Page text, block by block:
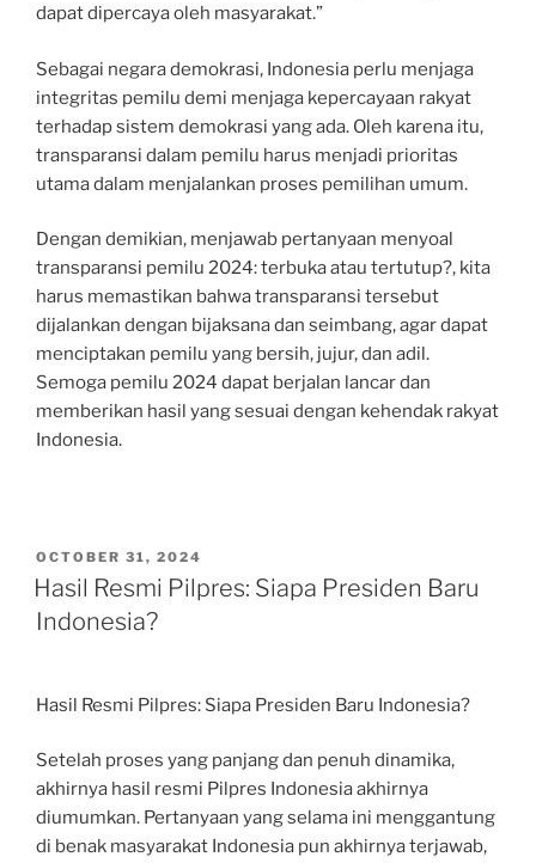
dapat dipercaya oleh masyarakat.”
Sebagai negara demokrasi, Indonesia perlu menjaga
integritas pemilu demi menjaga kepercayaan rakyat
terhadap sistem demokrasi yang ada. Oleh karena itu,
transparansi dalam pemilu harus menjadi prioritas
utama dalam menjalankan proses pemilihan umum.
Dengan demikian, menjawab pertanyaan menyoal
transparansi pemilu 2024: terbuka atau tertutup?, kita
harus memastikan bahwa transparansi tersebut
dijalankan dengan bijaksana dan seimbang, agar dapat
menciptakan pemilu yang bersih, jujur, dan adil.
Semoga pemilu 2024 dapat berjalan lancar dan
memberikan hasil yang sesuai dengan kehendak rakyat
Indonesia.
POSTED
ON
OCTOBER 31, 2024
Hasil Resmi Pilpres: Siapa Presiden Baru
Indonesia?
Hasil Resmi Pilpres: Siapa Presiden Baru Indonesia?
Setelah proses yang panjang dan penuh dinamika,
akhirnya hasil resmi Pilpres Indonesia akhirnya
diumumkan. Pertanyaan yang selama ini menggantung
di benak masyarakat Indonesia pun akhirnya terjawab,